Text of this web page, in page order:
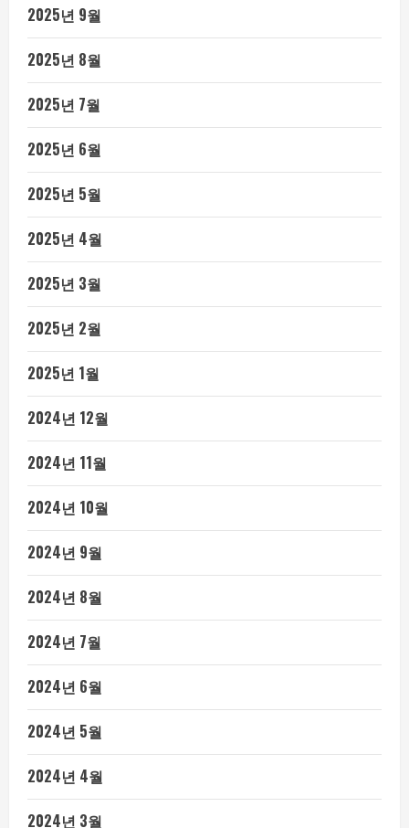
2025년 9월
2025년 8월
2025년 7월
2025년 6월
2025년 5월
2025년 4월
2025년 3월
2025년 2월
2025년 1월
2024년 12월
2024년 11월
2024년 10월
2024년 9월
2024년 8월
2024년 7월
2024년 6월
2024년 5월
2024년 4월
2024년 3월